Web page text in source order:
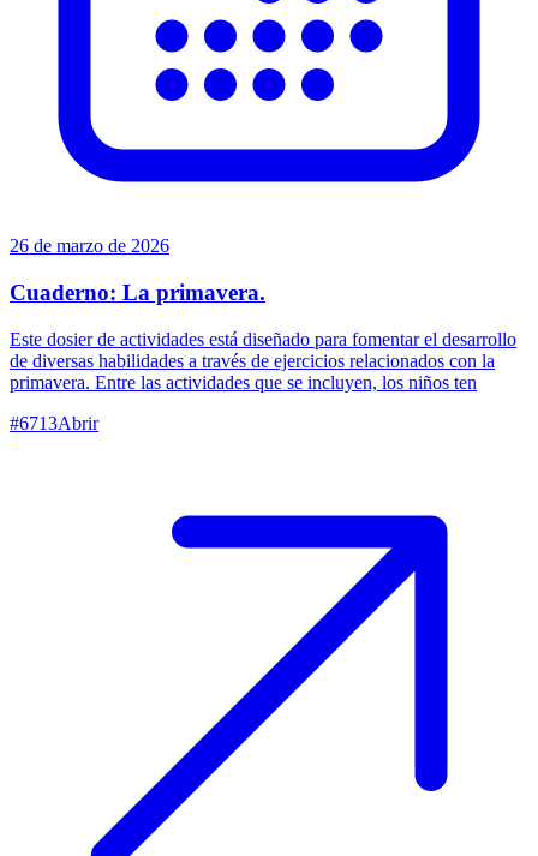
26 de marzo de 2026
Cuaderno: La primavera.
Este dosier de actividades está diseñado para fomentar el desarrollo
de diversas habilidades a través de ejercicios relacionados con la
primavera. Entre las actividades que se incluyen, los niños ten
#6713Abrir